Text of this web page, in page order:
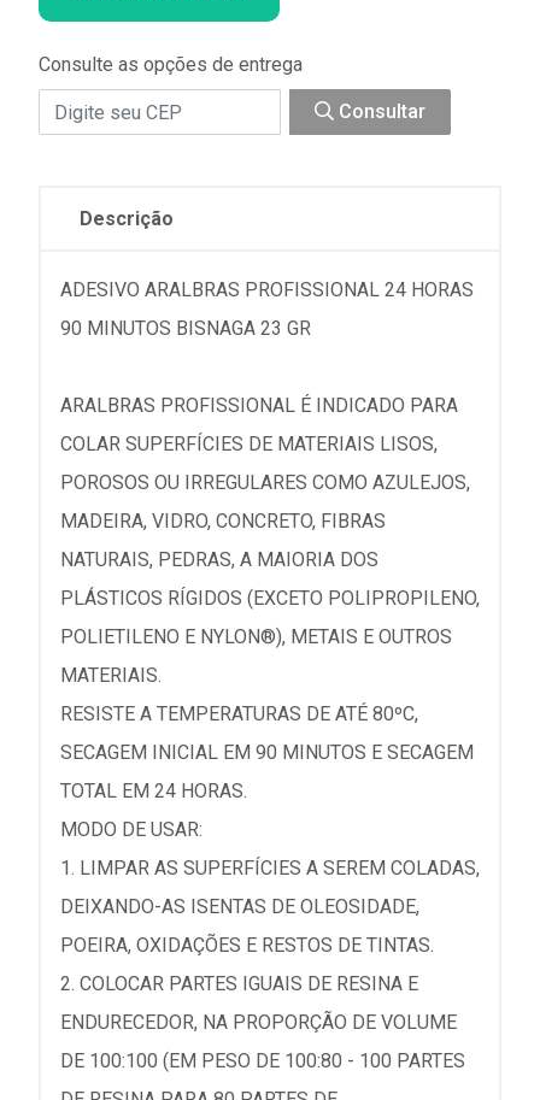
Consulte as opções de entrega
Consultar
Descrição
ADESIVO ARALBRAS PROFISSIONAL 24 HORAS
90 MINUTOS BISNAGA 23 GR
ARALBRAS PROFISSIONAL É INDICADO PARA
COLAR SUPERFÍCIES DE MATERIAIS LISOS,
POROSOS OU IRREGULARES COMO AZULEJOS,
MADEIRA, VIDRO, CONCRETO, FIBRAS
NATURAIS, PEDRAS, A MAIORIA DOS
PLÁSTICOS RÍGIDOS (EXCETO POLIPROPILENO,
POLIETILENO E NYLON®), METAIS E OUTROS
MATERIAIS.
RESISTE A TEMPERATURAS DE ATÉ 80ºC,
SECAGEM INICIAL EM 90 MINUTOS E SECAGEM
TOTAL EM 24 HORAS.
MODO DE USAR:
1. LIMPAR AS SUPERFÍCIES A SEREM COLADAS,
DEIXANDO-AS ISENTAS DE OLEOSIDADE,
POEIRA, OXIDAÇÕES E RESTOS DE TINTAS.
2. COLOCAR PARTES IGUAIS DE RESINA E
ENDURECEDOR, NA PROPORÇÃO DE VOLUME
DE 100:100 (EM PESO DE 100:80 - 100 PARTES